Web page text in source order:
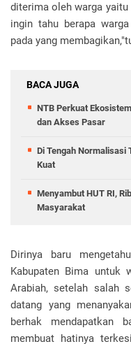
diterima oleh warga yaitu
ingin tahu berapa
pada yang
BACA JUGA
NTB Perkuat
dan Akses Pasar
Di Tengah Normalisasi
Kuat
Menyambut HUT RI,
Masyarakat
Dirinya baru
Kabupaten Bima untuk
Arabiah, setelah salah
datang yang
berhak mendapatkan
membuat hatinya